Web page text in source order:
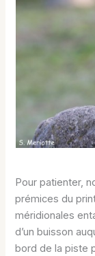
Pour patienter,
prémices du
méridionales
d’un buisson
bord de la piste